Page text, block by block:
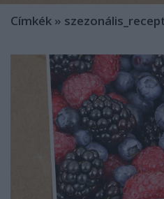
Címkék »